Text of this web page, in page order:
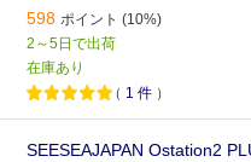
598 ポイント (10%)
2～5日で出荷
在庫あり
（ 1 件 ）
SEESEAJAPAN Ostation2